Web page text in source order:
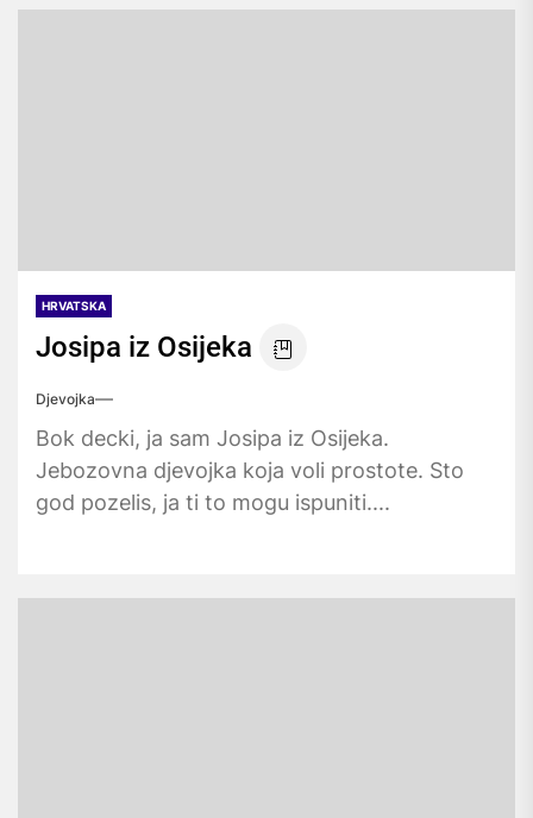
HRVATSKA
Josipa iz Osijeka
Djevojka
Bok decki, ja sam Josipa iz Osijeka.
Jebozovna djevojka koja voli prostote. Sto
god pozelis, ja ti to mogu ispuniti....